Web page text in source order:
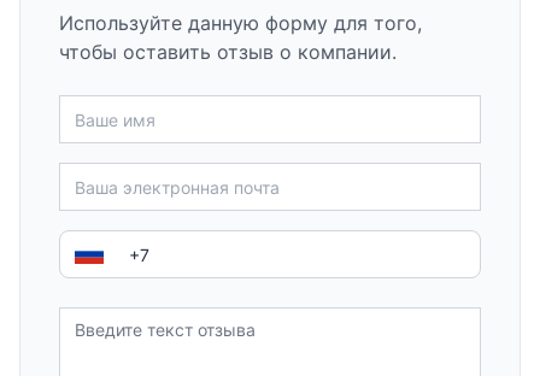
Используйте данную форму для того,
чтобы оставить отзыв о компании.